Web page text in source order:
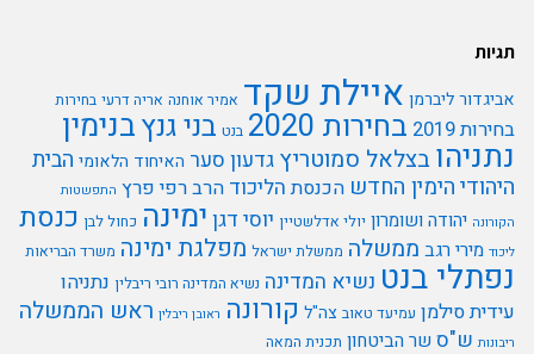
תגיות
אביגדור ליברמן איילת שקד אמיר אוחנה אריה דרעי בחירות
בחירות 2019 בחירות 2020 בנט בני גנץבנימין
נתניהובצלאל סמוטריץ גדעון סער האיחוד הלאומי הבית
היהודיהימין החדש הכנסת הליכוד הרב רפי פרץ התפשטות
הקורונה יהודה ושומרון יולי אדלשטיין יוסי דגן ימינה כחול לבן כנסת
ליכוד מירי רגב ממשלה ממשלת ישראל מפלגת ימינה משרד הבריאות
נפתלי בנט נשיא המדינה נשיא המדינה רובי ריבלין נתניהו
עידית סילמן עמיעד טאוב צה"ל קורונה ראובן ריבלין ראש הממשלה
ריבונות ש"ס שר הביטחון תכנית המאה